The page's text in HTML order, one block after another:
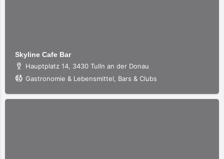
Skyline Cafe Bar
Hauptplatz 14, 3430 Tulln an der Donau
Gastronomie & Lebensmittel, Bars & Clubs